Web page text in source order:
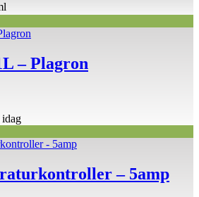
– Plagron
– 5amp